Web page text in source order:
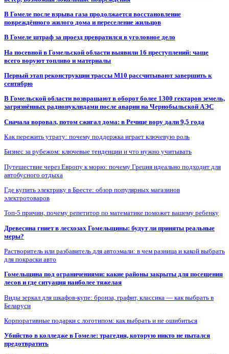
В Гомеле после взрыва газа продолжается восстановление
повреждённого жилого дома и переселение жильцов
В Гомеле штраф за проезд превратился в уголовное дело
На посевной в Гомельской области выявили 16 преступлений: чаще
всего воруют топливо и материалы
Первый этап реконструкции трассы М10 рассчитывают завершить к
сентябрю
В Гомельской области возвращают в оборот более 1300 гектаров земель,
загрязнённых радионуклидами после аварии на Чернобыльской АЭС
Сначала воровал, потом сжигал дома: в Речице вору дали 9,5 года
Как пережить утрату: почему поддержка играет ключевую роль
Бизнес за рубежом: ключевые тенденции и что нужно учитывать
Путешествие через Европу к морю: почему Греция идеально подходит для
автобусного отдыха
Где купить электрику в Бресте: обзор популярных магазинов
электротоваров
Топ-5 причин, почему репетитор по математике поможет вашему ребенку
Древесина гниет в лесхозах Гомельщины: будут ли приняты реальные
меры?
Растворитель или разбавитель для автоэмали: в чем разница и какой выбрать
для покраски авто
Гомельщина под ограничениями: какие районы закрыты для посещения
лесов и где ситуация наиболее тяжелая
Виды зеркал для шкафов-купе: бронза, графит, классика — как выбрать в
Беларуси
Корпоративные подарки с логотипом: как выбрать и не ошибиться
Убийство в колледже в Гомеле: трагедия, которую никто не пытался
предотвратить